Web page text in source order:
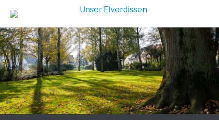
Inhalt
wechseln
Unser Elverdissen